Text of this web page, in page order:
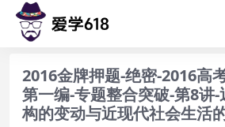
2016金牌押题-绝密-2016高
第一编-专题整合突破-第8讲
构的变动与近现代社会生活